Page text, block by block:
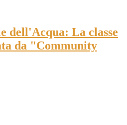
dell'Acqua: La classe
da "Community